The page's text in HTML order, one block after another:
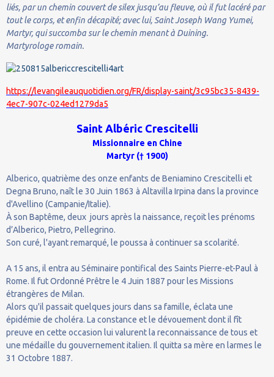
liés, par un chemin couvert de silex jusqu’au fleuve, où il fut lacéré par
tout le corps, et enfin décapité; avec lui, Saint Joseph Wang Yumei,
Martyr, qui succomba sur le chemin menant à Duining.
Martyrologe romain.
https://levangileauquotidien.org/FR/display-saint/3c95bc35-8439-
4ec7-907c-024ed1279da5
Saint Albéric Crescitelli
Missionnaire en Chine
Martyr († 1900)
Alberico, quatrième des onze enfants de Beniamino Crescitelli et
Degna Bruno, naît le 30 Juin 1863 à Altavilla Irpina dans la province
d'Avellino (Campanie/Italie).
À son Baptême, deux jours après la naissance, reçoit les prénoms
d’Alberico, Pietro, Pellegrino.
Son curé, l'ayant remarqué, le poussa à continuer sa scolarité.
A 15 ans, il entra au Séminaire pontifical des Saints Pierre-et-Paul à
Rome. Il fut Ordonné Prêtre le 4 Juin 1887 pour les Missions
étrangères de Milan.
Alors qu'il passait quelques jours dans sa famille, éclata une
épidémie de choléra. La constance et le dévouement dont il fît
preuve en cette occasion lui valurent la reconnaissance de tous et
une médaille du gouvernement italien. Il quitta sa mère en larmes le
31 Octobre 1887.